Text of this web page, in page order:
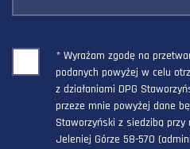
* Wyrażam zgodę na
podanych powyżej w celu
z działaniami DPG
przeze mnie powyżej dane
Staworzyński z siedzibą
Jeleniej Górze 58-570